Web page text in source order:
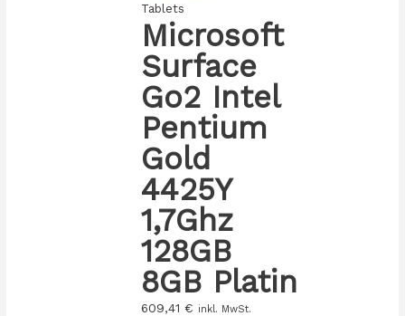
Tablets
Microsoft
Surface
Go2 Intel
Pentium
Gold
4425Y
1,7Ghz
128GB
8GB Platin
609,41 € inkl. MwSt.